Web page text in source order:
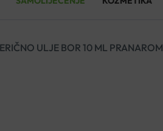
ULJE BOR 10 ML PRANAROM